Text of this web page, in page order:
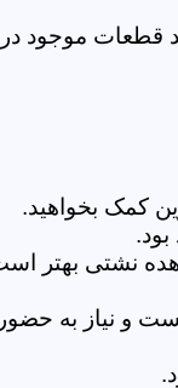
قطعات موجود
کمک بخواهید.
نشتی بهتر
و نیاز به